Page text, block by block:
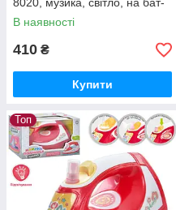
ку, кошик
В наявності
410 ₴
Купити
Топ